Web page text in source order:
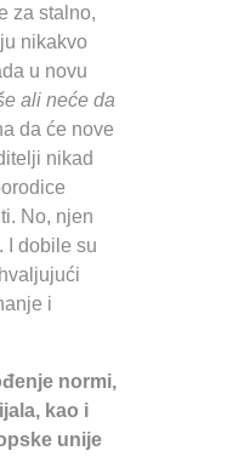
za stalno,
nikakvo
u novu
ali neće da
da će nove
nikad
No, njen
I dobile su
i
normi,
kao i
unije